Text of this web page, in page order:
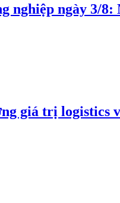
nghiệp ngày 3/
giá trị logistics